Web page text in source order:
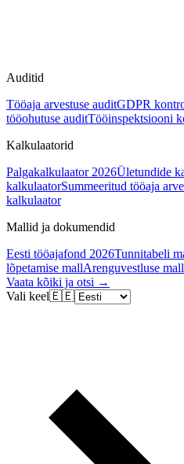
Auditid
Tööaja arvestuse auditGDPR
tööohutuse auditTööinspektsiooni
Kalkulaatorid
Palgakalkulaator 2026Ületundide
kalkulaatorSummeeritud tööaja
kalkulaator
Mallid ja dokumendid
Eesti tööajafond 2026Tunnitabeli
lõpetamise mallArenguvestluse mall
Vaata kõiki ja otsi →
Vali keel🇪🇪